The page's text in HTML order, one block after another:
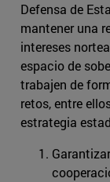
Defensa de
mantener una
intereses
espacio de
trabajen de
retos, entre
estrategia